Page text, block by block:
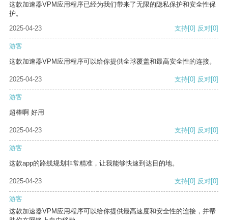
这款加速器VPM应用程序已经为我们带来了无限的隐私保护和安全性保
护。
2025-04-23
支持[0] 反对[0]
游客
这款加速器VPM应用程序可以给你提供全球覆盖和最高安全性的连接。
2025-04-23 支持[0] 反对[0]
游客
超棒啊 好用
2025-04-23 支持[0] 反对[0]
游客
这款app的路线规划非常精准，让我能够快速到达目的地。
2025-04-23 支持[0] 反对[0]
游客
这款加速器VPM应用程序可以给你提供最高速度和安全性的连接，并帮